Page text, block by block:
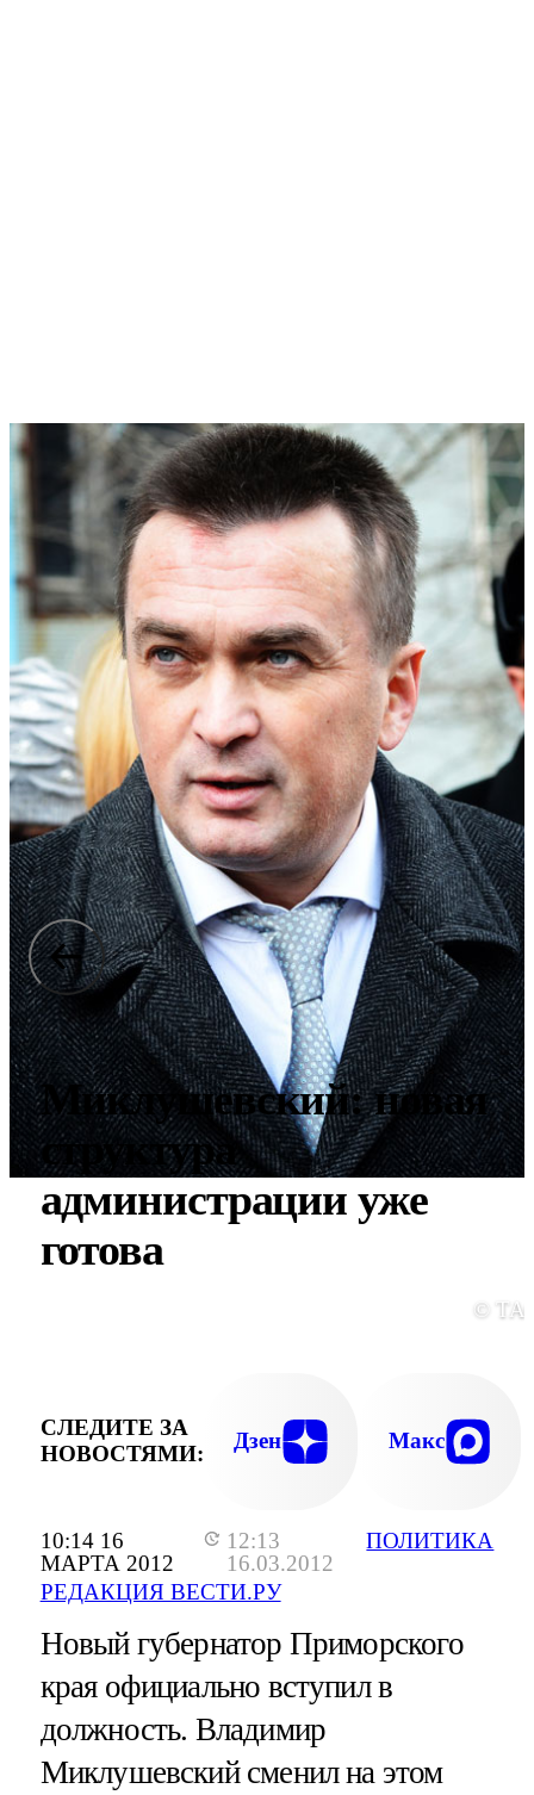
10:14 16
МАРТА 2012
12:13
16.03.2012
РЕДАКЦИЯ ВЕСТИ.РУ
ПОЛИТИКА
Миклушевский: новая
структура
администрации уже
готова
©
СЛЕДИТЕ ЗА
НОВОСТЯМИ:
Дзен Макс
Новый губернатор Приморского
края официально вступил в
должность. Владимир
Миклушевский сменил на этом